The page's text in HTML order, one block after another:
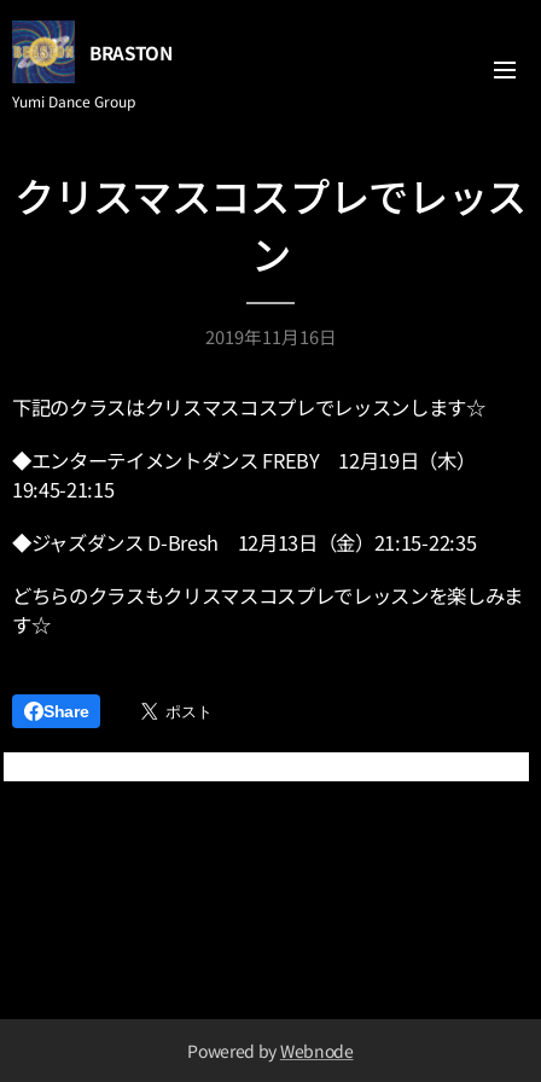
BRASTON
Yumi Dance Group
クリスマスコスプレでレッス
ン
2019年11月16日
下記のクラスはクリスマスコスプレでレッスンします☆
◆エンターテイメントダンス FREBY 12月19日（木）
19:45-21:15
◆ジャズダンス D-Bresh 12月13日（金）21:15-22:35
どちらのクラスもクリスマスコスプレでレッスンを楽しみま
す☆
Share
Powered byWebnode